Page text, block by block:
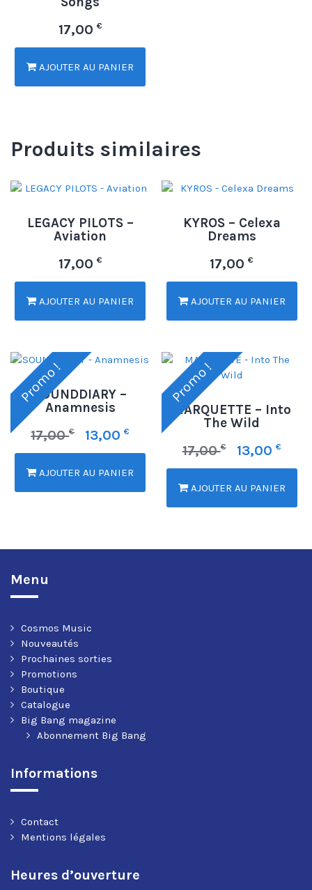
17,00 €
AJOUTER AU PANIER
Produits similaires
LEGACY PILOTS –
Aviation
17,00 €
AJOUTER AU PANIER
KYROS – Celexa
Dreams
17,00€
AJOUTER AU PANIER
Promo !
SOUNDDIARY –
Anamnesis
17,00€ 13,00€
AJOUTER AU PANIER
Promo !
MARQUETTE – Into
The Wild
17,00€ 13,00 €
AJOUTER AU PANIER
Menu
Cosmos Music
Nouveautés
Prochaines sorties
Promotions
Boutique
Catalogue
Big Bang magazine
Abonnement Big Bang
Informations
Contact
Mentions légales
Heures d’ouverture